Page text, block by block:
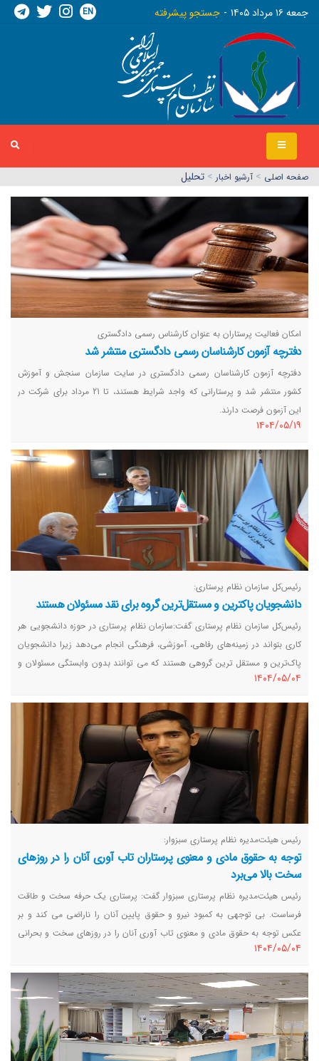
جمعه ١٦ مرداد ١٤٠٥ جستجو پیشرفته EN
صفحه اصلي > آرشیو اخبار > تحلیل
امکان فعالیت پرستاران به عنوان کارشناس رسمی دادگستری
دفترچه آزمون کارشناسان رسمی دادگستری منتشر شد
دفترچه آزمون کارشناسان رسمی دادگستری در سایت سازمان سنجش و آموزش
کشور منتشر شد و پرستارانی که واجد شرایط هستند، تا 21 مرداد برای شرکت در
این آزمون فرصت دارند.
١٤٠٤/٠٥/١٩
رئیس‌کل سازمان نظام پرستاری:
دانشجویان پاکترین و مستقل‌ترین گروه برای نقد مسئولان هستند
رئیس‌کل سازمان نظام پرستاری گفت:سازمان نظام پرستاری در حوزه دانشجویی هر
کاری بتواند در زمینه‌های رفاهی، آموزشی،‌ فرهنگی انجام می‌دهد زیرا دانشجویان
پاک‌ترین و مستقل ترین گروهی هستند که می توانند بدون وابستگی مسئولان و
حتی حود سازمان نظام پرستاری را نقد می کنند.
١٤٠٤/٠٥/٠٤
رئیس هیئت‌مدیره نظام پرستاری سبزوار:
توجه به حقوق مادی و معنوی پرستاران تاب آوری آنان را در روزهای
سخت بالا می‌برد
رئیس هیئت‌مدیره نظام پرستاری سبزوار گفت: پرستاری یک حرفه سخت و طاقت
فرساست. بی توجهی به کمبود نیرو و حقوق پایین آنان را ناراضی می کند و بر
عکس توجه به حقوق مادی و معنوی تاب آوری آنان را در روزهای سخت و بحرانی
بالا می برد.
١٤٠٤/٠٥/٠٤